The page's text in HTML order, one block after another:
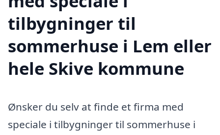
tilbygninger til
sommerhuse i Lem eller
hele Skive kommune
Ønsker du selv at finde et firma med
speciale i tilbygninger til sommerhuse i